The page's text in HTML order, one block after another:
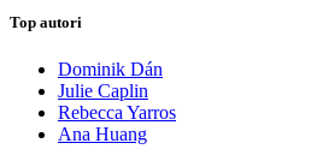
Top autori
Dominik Dán
Julie Caplin
Rebecca Yarros
Ana Huang